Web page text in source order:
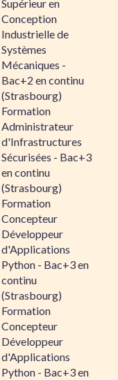
Supérieur en
Conception
Industrielle de
Systèmes
Mécaniques -
Bac+2 en continu
(Strasbourg)
Formation
Administrateur
d'Infrastructures
Sécurisées - Bac+3
en continu
(Strasbourg)
Formation
Concepteur
Développeur
d'Applications
Python - Bac+3 en
continu
(Strasbourg)
Formation
Concepteur
Développeur
d'Applications
Python - Bac+3 en